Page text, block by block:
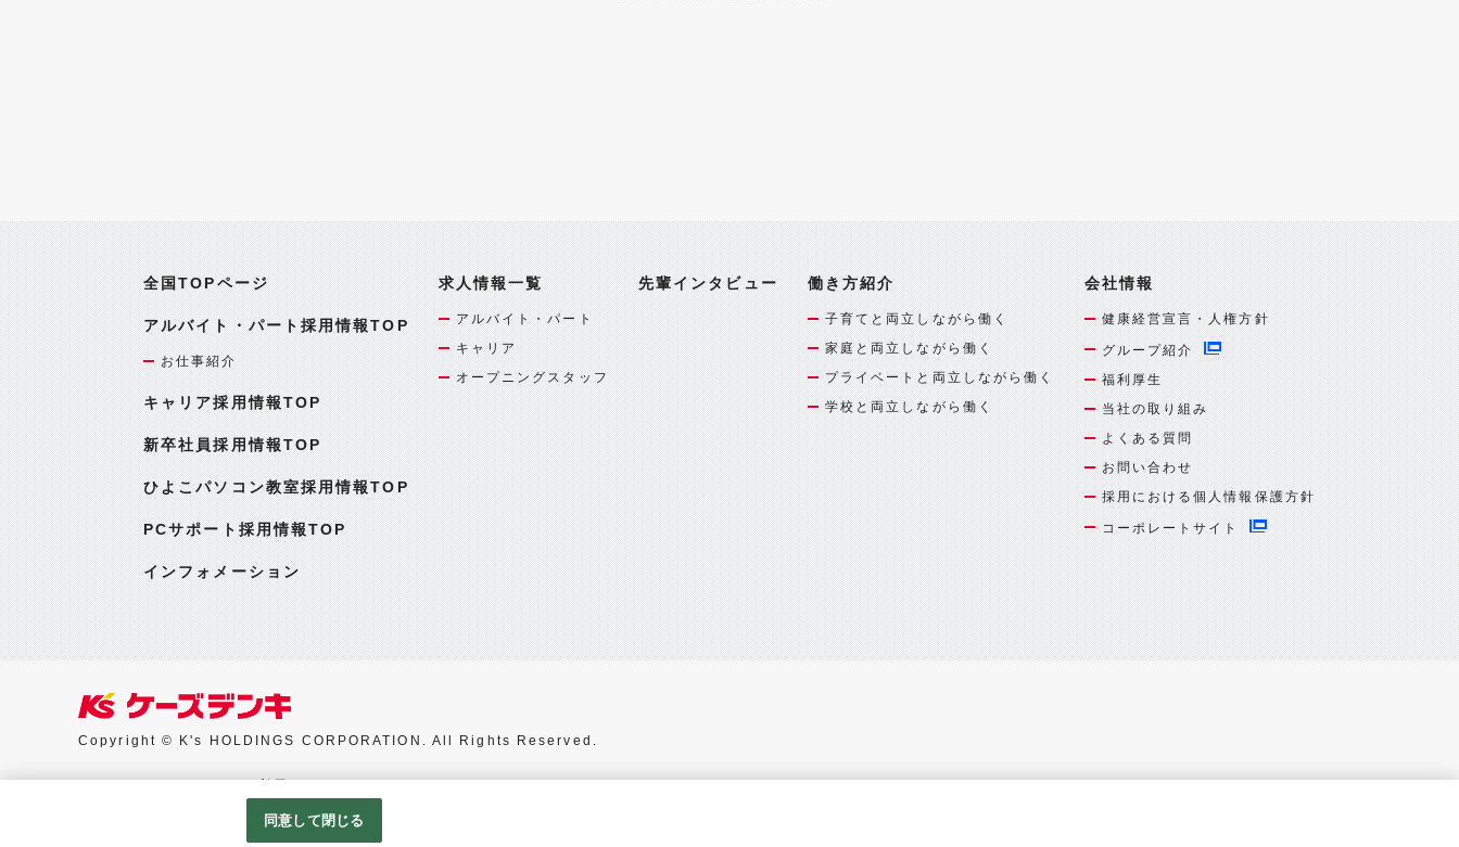
全国TOPページ
アルバイト・パート採用情報TOP
お仕事紹介
キャリア採用情報TOP
新卒社員採用情報TOP
ひよこパソコン教室採用情報TOP
PCサポート採用情報TOP
インフォメーション
求人情報一覧
アルバイト・パート
キャリア
オープニングスタッフ
先輩インタビュー 働き方紹介
子育てと両立しながら働く
家庭と両立しながら働く
プライベートと両立しながら働く
学校と両立しながら働く
会社情報
健康経営宣言・人権方針
グループ紹介
福利厚生
当社の取り組み
よくある質問
お問い合わせ
採用における個人情報保護方針
コーポレートサイト
Copyright © K's HOLDINGS CORPORATION. All Rights Reserved.
Googleアナリティクスの利用について
同意して閉じる